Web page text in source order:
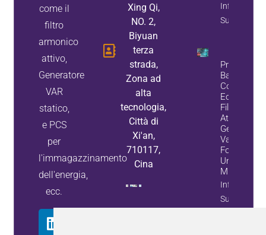
come il
filtro
armonico
attivo,
Generatore
VAR
statico,
e PCS
per
l'immagazzinamento
dell'energia,
ecc.
Xing Qi,
NO. 2,
Biyuan
terza
strada,
Zona ad
alta
tecnologia,
Città di
Xi'an,
710117,
Cina
Sulla
Problemi
Banco Di
Ecco
Filtri
Attivi E I
Generatori
Var Statici
Forniscono
Una
Migliore
Sulla